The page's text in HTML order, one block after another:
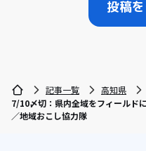
投稿
記事一覧
高知県
7/10〆切：県内全域をフィールド
／地域おこし協力隊